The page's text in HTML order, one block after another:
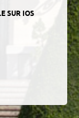
SUR IOS